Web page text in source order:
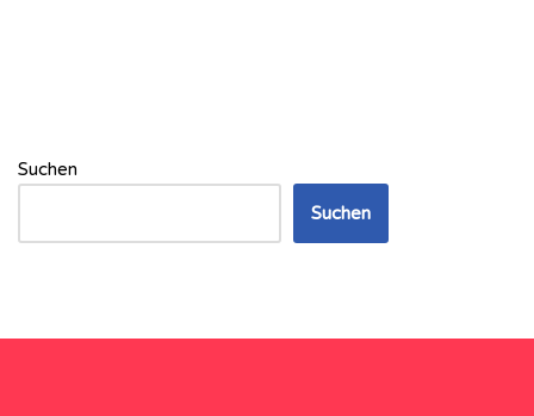
Suchen
Suchen